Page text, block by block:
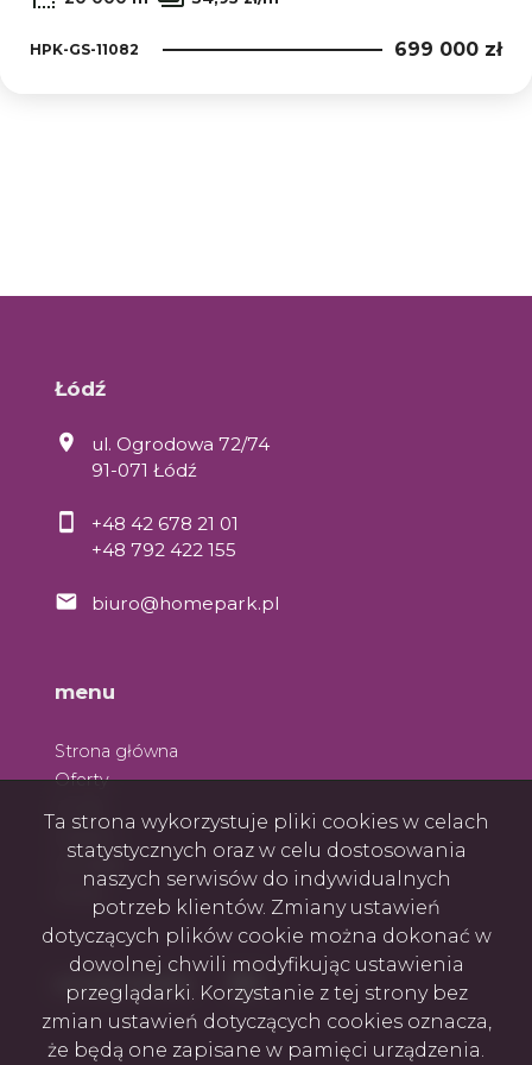
HPK-GS-11082 699 000 zł
Łódź
ul. Ogrodowa 72/74
91-071 Łódź
+48 42 678 21 01
+48 792 422 155
biuro@homepark.pl
menu
Strona główna
Oferty
Kontakt
social media Facebook
Facebook
Ta strona wykorzystuje pliki cookies w celach
statystycznych oraz w celu dostosowania
naszych serwisów do indywidualnych
potrzeb klientów. Zmiany ustawień
dotyczących plików cookie można dokonać w
dowolnej chwili modyfikując ustawienia
przeglądarki. Korzystanie z tej strony bez
zmian ustawień dotyczących cookies oznacza,
że będą one zapisane w pamięci urządzenia.